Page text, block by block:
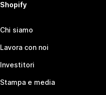
Shopify
Chi siamo
Lavora con noi
Investitori
Stampa e media